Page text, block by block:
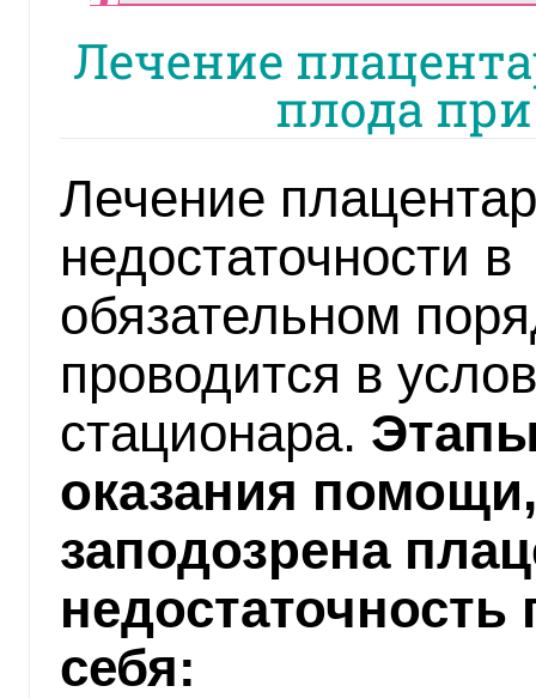
Лечение
плода
Лечение
недостаточности в
обязательном
проводится в
стационара.
оказания
заподозрена
себя: